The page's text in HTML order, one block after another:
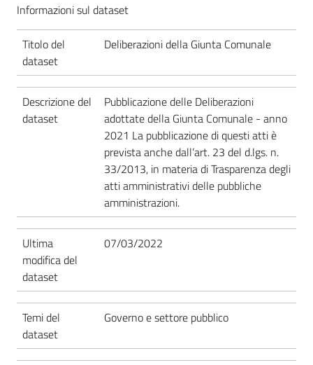
Informazioni sul dataset
Titolo del
dataset
Deliberazioni della Giunta Comunale
Descrizione del
dataset
Pubblicazione delle Deliberazioni
adottate della Giunta Comunale - anno
2021 La pubblicazione di questi atti è
prevista anche dall’art. 23 del d.lgs. n.
33/2013, in materia di Trasparenza degli
atti amministrativi delle pubbliche
amministrazioni.
Ultima
modifica del
dataset
07/03/2022
Temi del
dataset
Governo e settore pubblico